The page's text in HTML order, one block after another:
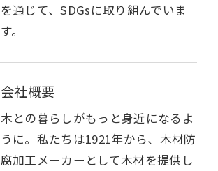
を通じて、SDGsに取り組んでいま
す。
会社概要
木との暮らしがもっと身近になるよ
うに。私たちは1921年から、木材防
腐加工メーカーとして木材を提供し